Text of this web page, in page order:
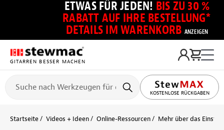
ETWAS FÜR JEDEN! BIS ZU 30 %
RABATT AUF IHRE BESTELLUNG*
DETAILS IM WARENKORB ANZEIGEN
GITARREN BESSER MACHEN
KOSTENLOSE RÜCKGABEN
Startseite Videos + Ideen Online-Ressourcen Mehr über das